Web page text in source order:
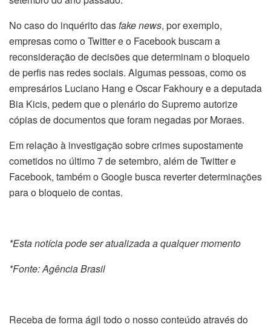
No caso do inquérito dasfake news, por exemplo,
empresas como o Twitter e o Facebook buscam a
reconsideração de decisões que determinam o bloqueio
de perfis nas redes sociais. Algumas pessoas, como os
empresários Luciano Hang e Oscar Fakhoury e a deputada
Bia Kicis, pedem que o plenário do Supremo autorize
cópias de documentos que foram negadas por Moraes.
Em relação à investigação sobre crimes supostamente
cometidos no último 7 de setembro, além de Twitter e
Facebook, também o Google busca reverter determinações
para o bloqueio de contas.
*Esta notícia pode ser atualizada a qualquer momento
*Fonte: Agência Brasil
Receba de forma ágil todo o nosso conteúdo através do